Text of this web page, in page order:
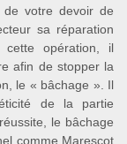
votre devoir de
sa réparation
opération, il
afin de stopper la
le « bâchage ». Il
de la partie
le bâchage
comme Marescot